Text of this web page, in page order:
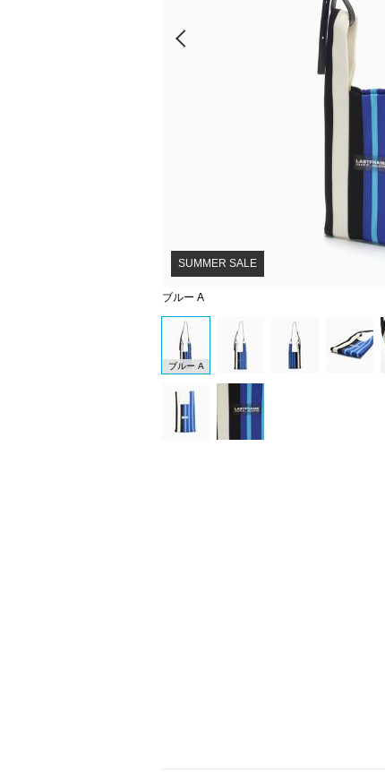
ブルー A
SUMMER SALE
ブルー A